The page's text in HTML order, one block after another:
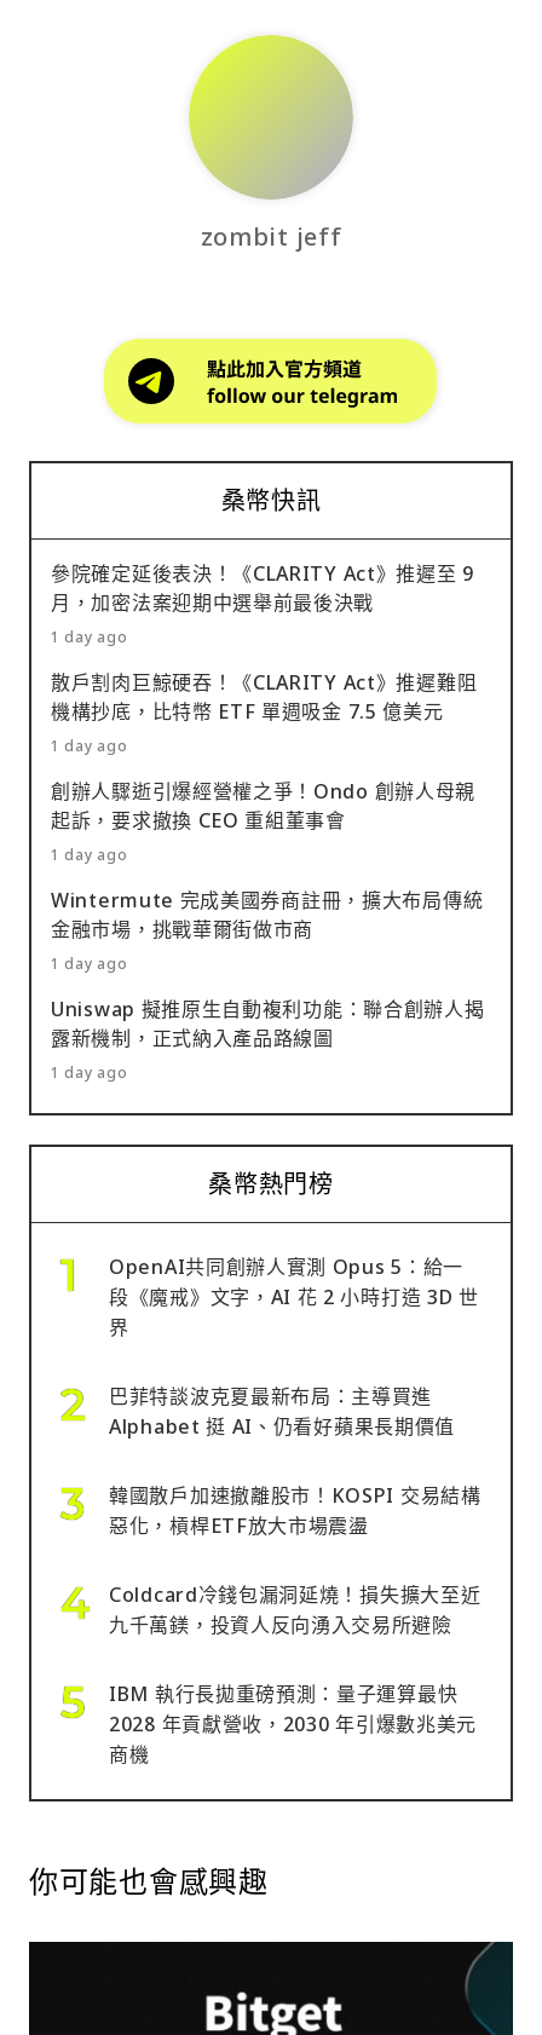
zombit jeff
桑幣快訊
參院確定延後表決！《CLARITY Act》推遲至 9
月，加密法案迎期中選舉前最後決戰
1 day ago
散戶割肉巨鯨硬吞！《CLARITY Act》推遲難阻
機構抄底，比特幣 ETF 單週吸金 7.5 億美元
1 day ago
創辦人驟逝引爆經營權之爭！Ondo 創辦人母親
起訴，要求撤換 CEO 重組董事會
1 day ago
Wintermute 完成美國券商註冊，擴大布局傳統
金融市場，挑戰華爾街做市商
1 day ago
Uniswap 擬推原生自動複利功能：聯合創辦人揭
露新機制，正式納入產品路線圖
1 day ago
桑幣熱門榜
OpenAI共同創辦人實測 Opus 5：給一
段《魔戒》文字，AI 花 2 小時打造 3D 世
界
巴菲特談波克夏最新布局：主導買進
Alphabet 挺 AI、仍看好蘋果長期價值
韓國散戶加速撤離股市！KOSPI 交易結構
惡化，槓桿ETF放大市場震盪
Coldcard冷錢包漏洞延燒！損失擴大至近
九千萬鎂，投資人反向湧入交易所避險
IBM 執行長拋重磅預測：量子運算最快
2028 年貢獻營收，2030 年引爆數兆美元
商機
你可能也會感興趣